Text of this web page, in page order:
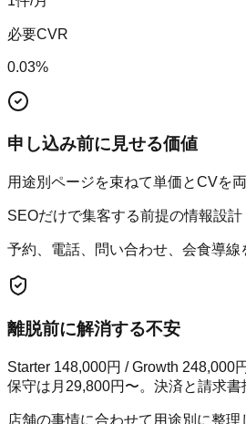
必要CVR
0.03%
申し込み前に見せる価値
用途別ページを束ねて単価とCVを
SEOだけで集客する前提の情報設計
予約、電話、問い合わせ、会食導線
離脱前に解消する不安
Starter 148,000円 / Growth 248,000
保守は月29,800円〜。決済と請求書
店舗の事情に合わせて用途別に整理